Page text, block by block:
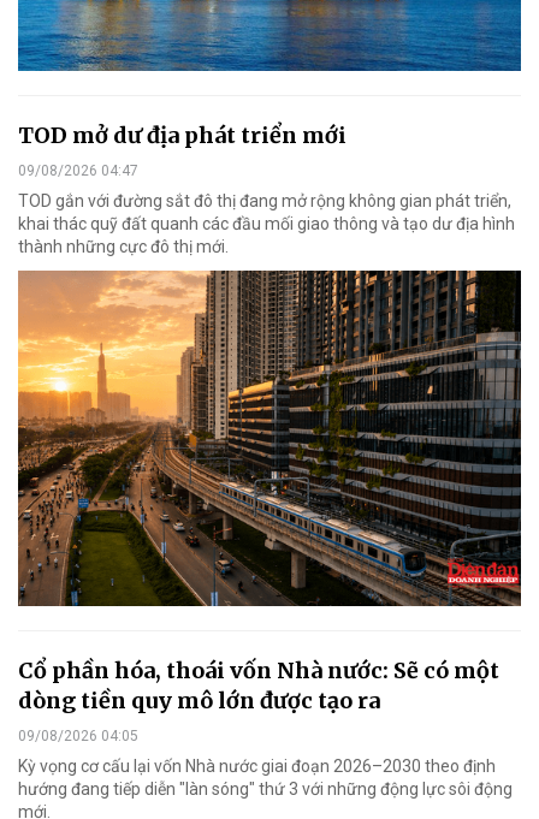
TOD mở dư địa phát triển mới
09/08/2026 04:47
TOD gắn với đường sắt đô thị đang mở rộng không gian phát triển,
khai thác quỹ đất quanh các đầu mối giao thông và tạo dư địa hình
thành những cực đô thị mới.
Cổ phần hóa, thoái vốn Nhà nước: Sẽ có một
dòng tiền quy mô lớn được tạo ra
09/08/2026 04:05
Kỳ vọng cơ cấu lại vốn Nhà nước giai đoạn 2026–2030 theo định
hướng đang tiếp diễn "làn sóng" thứ 3 với những động lực sôi động
mới.